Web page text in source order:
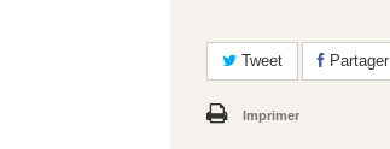
Tweet Partager
Imprimer